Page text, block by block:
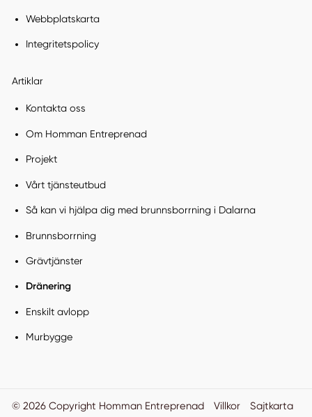
Webbplatskarta
Integritetspolicy
Artiklar
Kontakta oss
Om Homman Entreprenad
Projekt
Vårt tjänsteutbud
Så kan vi hjälpa dig med brunnsborrning i Dalarna
Brunnsborrning
Grävtjänster
Dränering
Enskilt avlopp
Murbygge
© 2026 Copyright Homman Entreprenad Villkor
Sajtkarta